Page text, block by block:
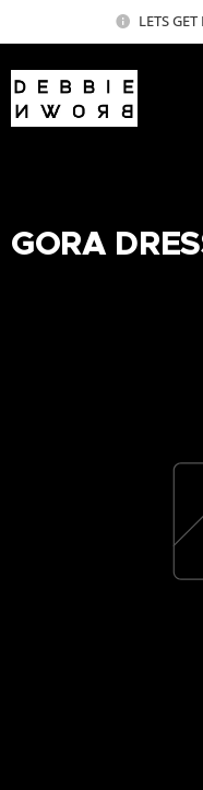
LETS
GORA